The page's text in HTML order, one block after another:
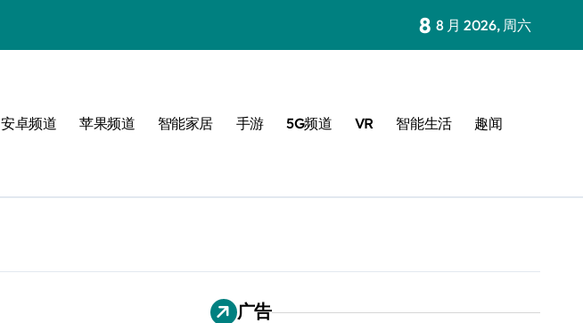
8 8 月 2026, 周六
安卓频道 苹果频道 智能家居 手游 5G频道 VR 智能生活 趣闻
广告